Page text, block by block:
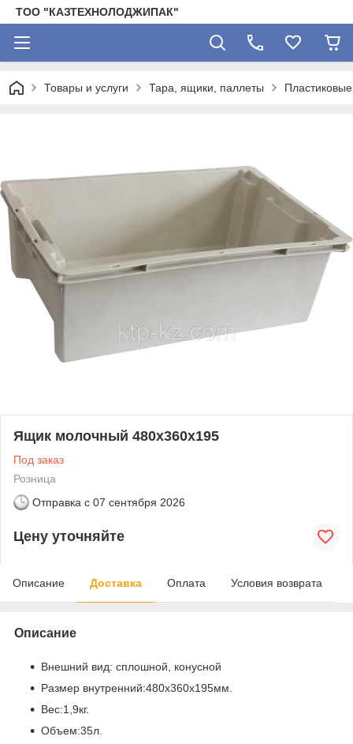
ТОО "КАЗТЕХНОЛОДЖИПАК"
Товары и услуги Тара, ящики, паллеты
Ящик молочный 480х360х195
Под заказ
Розница
Отправка с 07 сентября 2026
Цену уточняйте
Описание Доставка Оплата Условия возврата
Описание
Внешний вид: сплошной, конусной
Размер внутренний:480х360х195мм.
Вес:1,9кг.
Объем:35л.